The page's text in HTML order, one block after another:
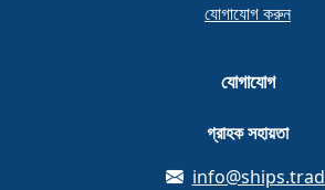
যোগাযোগ করুন
যোগাযোগ
গ্রাহক সহায়তা